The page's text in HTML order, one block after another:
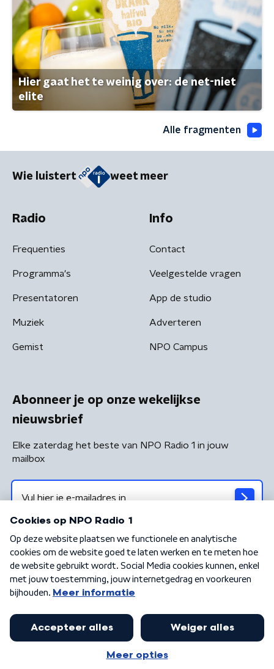
Hier gaat het te weinig over: de net-niet
elite
Alle fragmenten
Wie luistert weet meer
Radio
Frequenties
Programma's
Presentatoren
Muziek
Gemist
Info
Contact
Veelgestelde vragen
App de studio
Adverteren
NPO Campus
Abonneer je op onze wekelijkse
nieuwsbrief
Elke zaterdag het beste van NPO Radio 1 in jouw
mailbox
Algemene voorwaarden Privacybeleid